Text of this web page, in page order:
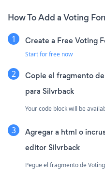
How To Add a Voting
Create a Free Voting
Start for free now
Copie el fragmento
para Silvrback
Your code block will be
Agregar a html o
editor Silvrback
Pegue el fragmento de